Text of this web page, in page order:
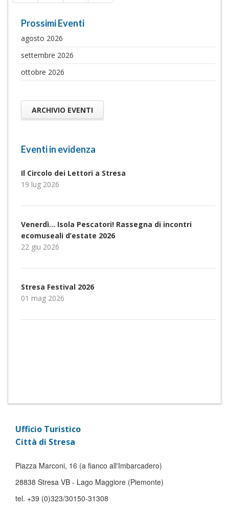
Prossimi Eventi
agosto 2026
settembre 2026
ottobre 2026
ARCHIVIO EVENTI
Eventi in evidenza
Il Circolo dei Lettori a Stresa
19 lug 2026
Venerdì… Isola Pescatori! Rassegna di incontri
ecomuseali d’estate 2026
22 giu 2026
Stresa Festival 2026
01 mag 2026
Ufficio Turistico
Città di Stresa
Piazza Marconi, 16 (a fianco all'Imbarcadero)
28838 Stresa VB - Lago Maggiore (Piemonte)
tel. +39 (0)323/30150-31308